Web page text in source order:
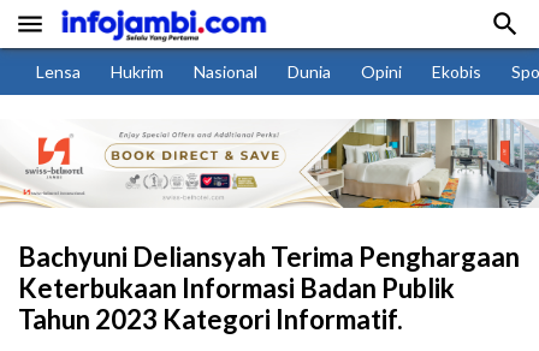
 
Lensa Hukrim Nasional Dunia Opini Ekobis
Bachyuni Deliansyah Terima Penghargaan
Keterbukaan Informasi Badan Publik
Tahun 2023 Kategori Informatif.